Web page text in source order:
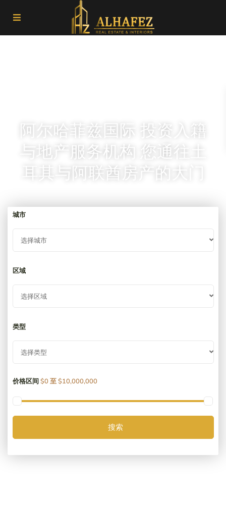
阿尔哈菲兹国际 投资入籍
与地产服务机构 您通往土
耳其与阿联酋房产的大门
城市
选择城市
区域
选择区域
类型
选择类型
价格区间$0 至 $10,000,000
搜索